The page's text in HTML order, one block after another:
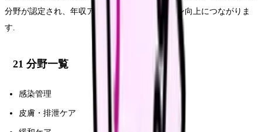
分野が認定され、年収アップと職場内ポジション向上につながりま
す.
21 分野一覧
感染管理
皮膚・排泄ケア